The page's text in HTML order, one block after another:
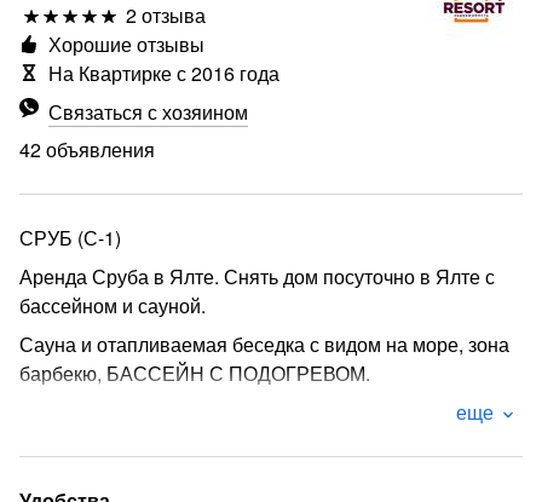
2 отзыва
Связаться с хозяином
42 объявления
Хорошие отзывы
На Квартирке с 2016 года
СРУБ (С-1)
Аренда Сруба в Ялте. Снять дом посуточно в Ялте с
бассейном и сауной.
Сауна и отапливаемая беседка с видом на море, зона
барбекю, БАССЕЙН С ПОДОГРЕВОМ.
Сруб на территории 26 соток расположен в пригороде
еще